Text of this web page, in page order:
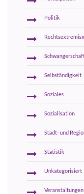
Politik
Selbständigkeit
Soziales
Sozialisation
Stadt- und
Statistik
Unkategorisiert
Veranstaltungen